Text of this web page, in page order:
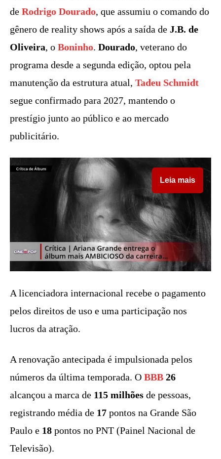
de Rodrigo Dourado, que assumiu o comando do
gênero de reality shows após a saída de J.B. de
Oliveira, o Boninho. Dourado, veterano do
programa desde a segunda edição, optou pela
manutenção da estrutura atual, Tadeu Schmidt
segue confirmado para 2027, mantendo o
prestígio junto ao público e ao mercado
publicitário.
Leia mais
A licenciadora internacional recebe o pagamento
pelos direitos de uso e uma participação nos
lucros da atração.
A renovação antecipada é impulsionada pelos
números da última temporada. O BBB 26
alcançou a marca de 115 milhões de pessoas,
registrando média de 17 pontos na Grande São
Paulo e 18 pontos no PNT (Painel Nacional de
Televisão).